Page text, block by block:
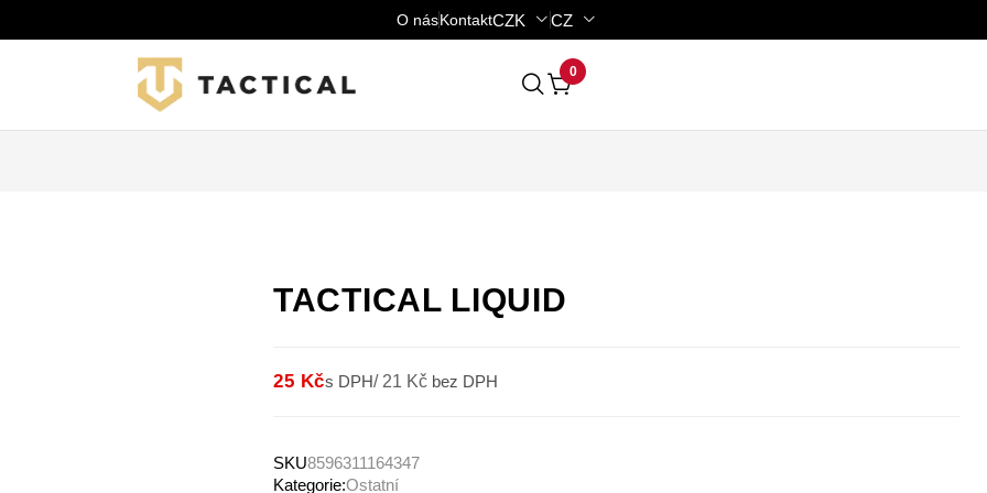
O násKontaktCZK CZ
0
TACTICAL LIQUID
25 Kčs DPH/ 21 Kč bez DPH
SKU8596311164347
Kategorie:Ostatní